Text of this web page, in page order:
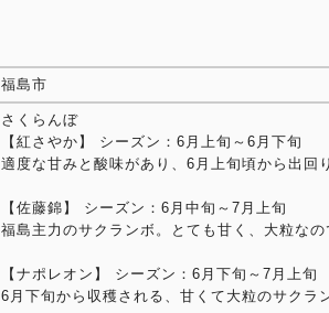
福島市
さくらんぼ
【紅さやか】 シーズン：6月上旬～6月下旬
適度な甘みと酸味があり、6月上旬頃から出回
【佐藤錦】 シーズン：6月中旬～7月上旬
福島主力のサクランボ。とても甘く、大粒なの
【ナポレオン】 シーズン：6月下旬～7月上旬
6月下旬から収穫される、甘くて大粒のサクラ